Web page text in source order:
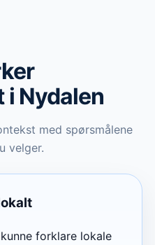
i Nydalen
med spørsmålene
velger.
forklare lokale